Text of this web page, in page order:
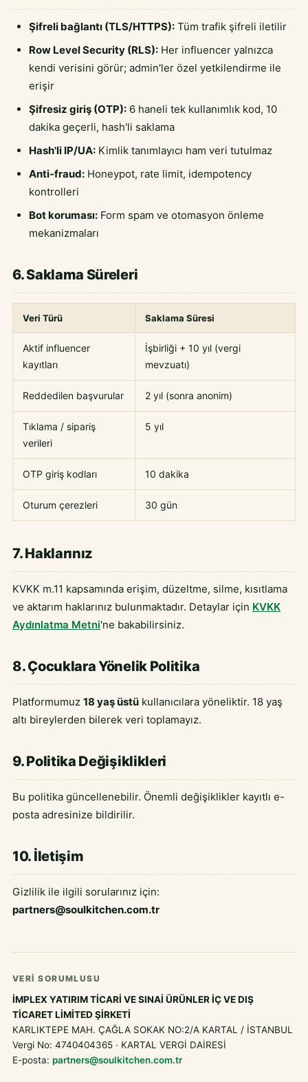
Şifreli bağlantı (TLS/HTTPS): Tüm trafik şifreli iletilir
Row Level Security (RLS): Her influencer yalnızca
kendi verisini görür; admin'ler özel yetkilendirme ile
erişir
Şifresiz giriş (OTP): 6 haneli tek kullanımlık kod, 10
dakika geçerli, hash'li saklama
Hash'li IP/UA: Kimlik tanımlayıcı ham veri tutulmaz
Anti-fraud: Honeypot, rate limit, idempotency
kontrolleri
Bot koruması: Form spam ve otomasyon önleme
mekanizmaları
6. Saklama Süreleri
Veri Türü Saklama Süresi
Aktif influencer
kayıtları
İşbirliği + 10 yıl (vergi
mevzuatı)
Reddedilen başvurular 2 yıl (sonra anonim)
Tıklama / sipariş
verileri
5 yıl
OTP giriş kodları 10 dakika
Oturum çerezleri 30 gün
7. Haklarınız
KVKK m.11 kapsamında erişim, düzeltme, silme, kısıtlama
ve aktarım haklarınız bulunmaktadır. Detaylar için KVKK
Aydınlatma Metni'ne bakabilirsiniz.
8. Çocuklara Yönelik Politika
Platformumuz 18 yaş üstü kullanıcılara yöneliktir. 18 yaş
altı bireylerden bilerek veri toplamayız.
9. Politika Değişiklikleri
Bu politika güncellenebilir. Önemli değişiklikler kayıtlı e-
posta adresinize bildirilir.
10. İletişim
Gizlilik ile ilgili sorularınız için:
partners@soulkitchen.com.tr
VERI SORUMLUSU
İMPLEX YATIRIM TİCARİ VE SINAİ ÜRÜNLER İÇ VE DIŞ
TİCARET LİMİTED ŞİRKETİ
KARLIKTEPE MAH. ÇAĞLA SOKAK NO:2/A KARTAL / İSTANBUL
Vergi No: 4740404365 · KARTAL VERGİ DAİRESİ
E-posta: partners@soulkitchen.com.tr